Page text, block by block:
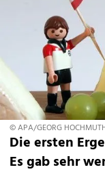
© APA/GEORG
Die ersten
Es gab sehr